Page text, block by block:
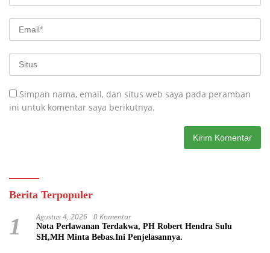
Simpan nama, email, dan situs web saya pada peramban
ini untuk komentar saya berikutnya.
Berita Terpopuler
1 Agustus 4, 2026 0 Komentar
Nota Perlawanan Terdakwa, PH Robert Hendra Sulu
SH,MH Minta Bebas.Ini Penjelasannya.